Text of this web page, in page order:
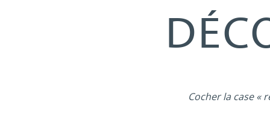
Cocher la case «